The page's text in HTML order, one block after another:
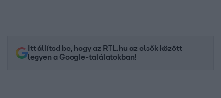
Itt állítsd be, hogy az RTL.hu az elsők között
legyen a Google-találatokban!